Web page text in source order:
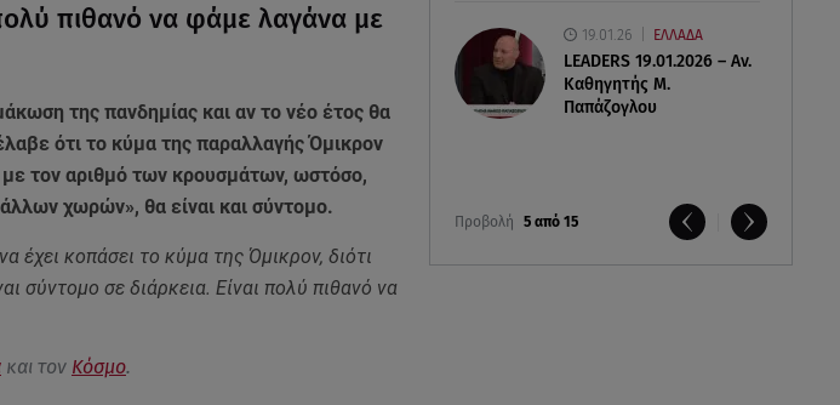
19.01.26 ΕΛΛΑΔΑ
LEADERS 19.01.2026 – Αν.
Καθηγητής Μ.
Παπάζογλου
Προβολή 5 από 15
πιθανό να φάμε λαγάνα με
της πανδημίας και αν το νέο έτος θα
ότι το κύμα της παραλλαγής Όμικρον
με τον αριθμό των κρουσμάτων, ωστόσο,
χωρών», θα είναι και σύντομο.
έχει κοπάσει το κύμα της Όμικρον, διότι
σύντομο σε διάρκεια. Είναι πολύ πιθανό να
και τον Κόσμο.